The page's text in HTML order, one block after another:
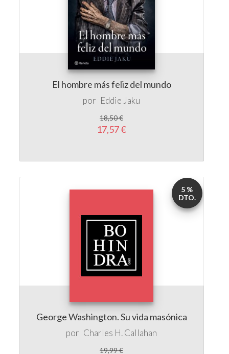
El hombre más feliz del mundo
por Eddie Jaku
18,50 €
17,57 €
George Washington. Su vida masónica
por Charles H. Callahan
19,99 €
5 %
DTO.